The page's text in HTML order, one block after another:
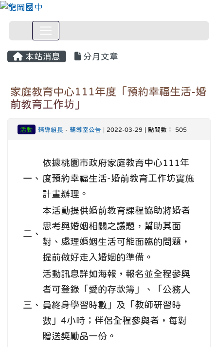
本站消息 分月文章
家庭教育中心111年度「預約幸福生活-婚
前教育工作坊」
活動 輔導組長 - 輔導室公告 | 2022-03-29 | 點閱數： 505
一、
依據桃園市政府家庭教育中心111年
度預約幸福生活-婚前教育工作坊實施
計畫辦理。
二、
本活動提供婚前教育課程協助將婚者
思考與婚姻相關之議題，幫助其面
對、處理婚姻生活可能面臨的問題，
提前做好走入婚姻的準備。
三、
活動訊息詳如海報，報名並全程參與
者可登錄「愛的存款簿」、「公務人
員終身學習時數」及「教師研習時
數」4小時；伴侶全程參與者，每對
贈送獎勵品一份。